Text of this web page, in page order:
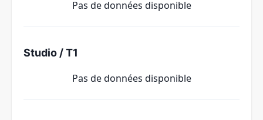
Pas de données disponible
Studio / T1
Pas de données disponible